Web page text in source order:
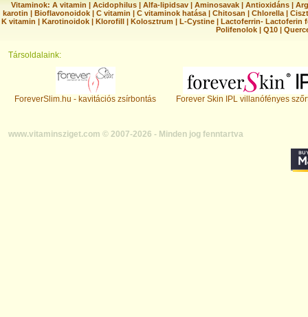
Vitaminok: A vitamin |Acidophilus |Alfa-lipidsav |Aminosavak |Antioxidáns |
karotin | Bioflavonoidok | C vitamin | C vitaminok hatása | Chitosan | Chlorella |
K vitamin | Karotinoidok | Klorofill | Kolosztrum | L-Cystine | Lactoferrin- Lactoferin
Polifenolok |Q10 |
Társoldalaink:
ForeverSlim.hu - kavitációs zsírbontás Forever Skin IPL villanófényes
www.vitaminsziget.com © 2007-2026 - Minden jog fenntartva